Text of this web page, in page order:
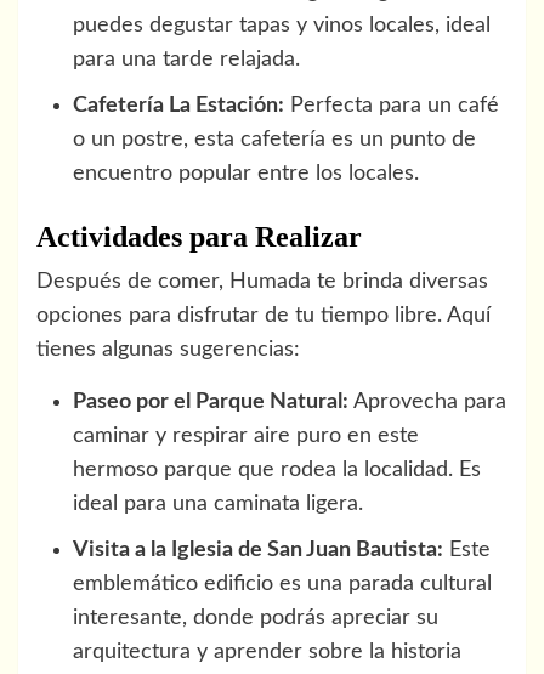
puedes degustar tapas y vinos locales, ideal
para una tarde relajada.
Cafetería La Estación: Perfecta para un café
o un postre, esta cafetería es un punto de
encuentro popular entre los locales.
Actividades para Realizar
Después de comer, Humada te brinda diversas
opciones para disfrutar de tu tiempo libre. Aquí
tienes algunas sugerencias:
Paseo por el Parque Natural: Aprovecha para
caminar y respirar aire puro en este
hermoso parque que rodea la localidad. Es
ideal para una caminata ligera.
Visita a la Iglesia de San Juan Bautista: Este
emblemático edificio es una parada cultural
interesante, donde podrás apreciar su
arquitectura y aprender sobre la historia